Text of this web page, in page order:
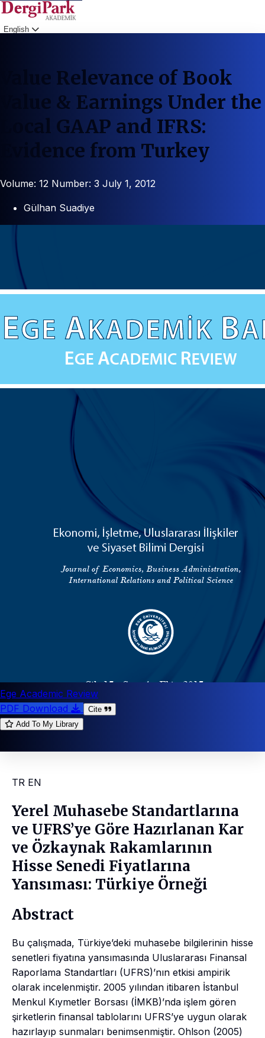
English
Value Relevance of Book
Value & Earnings Under the
Local GAAP and IFRS:
Evidence from Turkey
Volume: 12 Number: 3 July 1, 2012
Gülhan Suadiye
Ege Academic Review
PDF Download
Cite
Add To My Library
TR EN
Yerel Muhasebe Standartlarına
ve UFRS’ye Göre Hazırlanan Kar
ve Özkaynak Rakamlarının
Hisse Senedi Fiyatlarına
Yansıması: Türkiye Örneği
Abstract
Bu çalışmada, Türkiye’deki muhasebe bilgilerinin hisse
senetleri fiyatına yansımasında Uluslararası Finansal
Raporlama Standartları (UFRS)’nın etkisi ampirik
olarak incelenmiştir. 2005 yılından itibaren İstanbul
Menkul Kıymetler Borsası (İMKB)’nda işlem gören
şirketlerin finansal tablolarını UFRS’ye uygun olarak
hazırlayıp sunmaları benimsenmiştir. Ohlson (2005)